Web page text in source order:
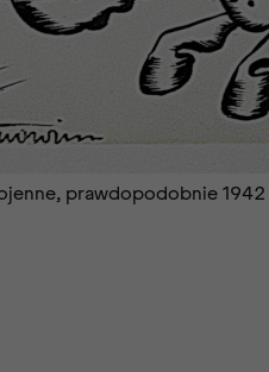
prawdopodobnie